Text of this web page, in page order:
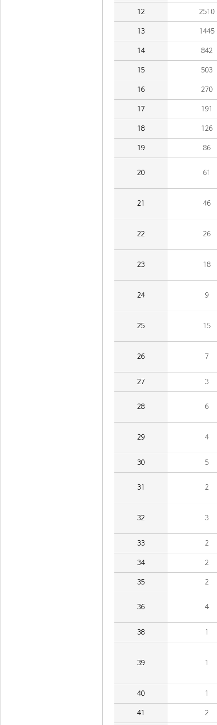
12 2510
13 1445
14 842
15 503
16 270
17 191
18 126
19 86
20 61
21 46
22 26
23 18
24 9
25 15
26 7
27 3
28 6
29 4
30 5
31 2
32 3
33 2
34 2
35 2
36 4
38 1
39 1
40 1
41 2